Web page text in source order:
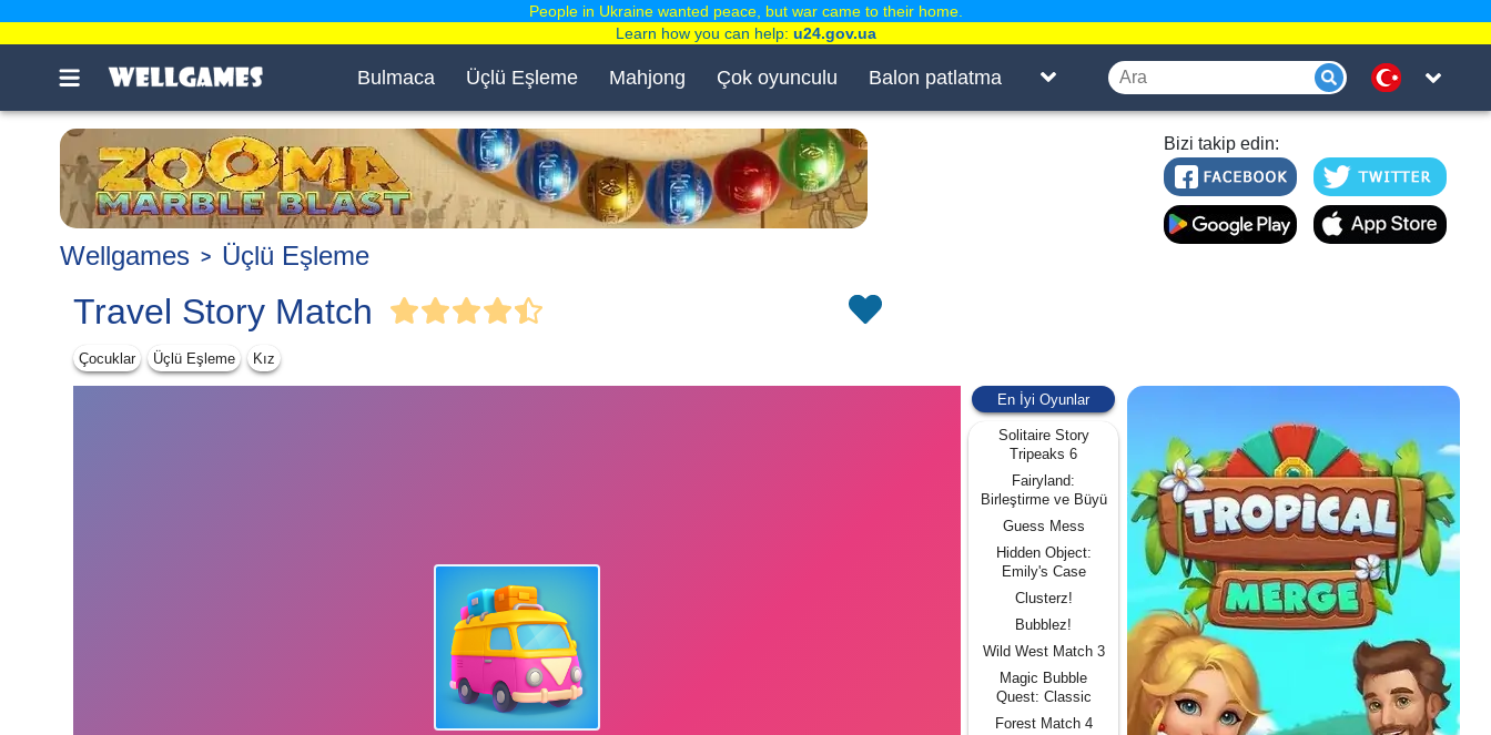
Bulmaca Üçlü Eşleme Mahjong Çok oyunculu Balon patlatma
Bizi takip edin:
Wellgames Üçlü Eşleme
Travel Story Match
Çocuklar Üçlü Eşleme Kız
En İyi Oyunlar
Solitaire Story
Tripeaks 6
Fairyland:
Birleştirme ve Büyü
Guess Mess
Hidden Object:
Emily's Case
Clusterz!
Bubblez!
Wild West Match 3
Magic Bubble
Quest: Classic
Forest Match 4
People in Ukraine wanted peace, but war came to their home.
Learn how you can help: u24.gov.ua